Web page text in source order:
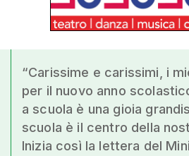
“Carissime e carissimi, i
per il nuovo anno
a scuola è una gioia
scuola è il centro della
Inizia così la lettera del